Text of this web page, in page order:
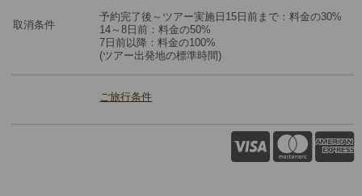
取消条件
予約完了後～ツアー実施日15日前まで：料金の30%
14～8日前：料金の50%
7日前以降：料金の100%
(ツアー出発地の標準時間)
ご旅行条件